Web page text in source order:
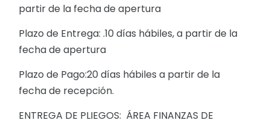
partir de la fecha de apertura
Plazo de Entrega: .10 días hábiles, a partir de la
fecha de apertura
Plazo de Pago:20 días hábiles a partir de la
fecha de recepción.
ENTREGA DE PLIEGOS: ÁREA FINANZAS DE